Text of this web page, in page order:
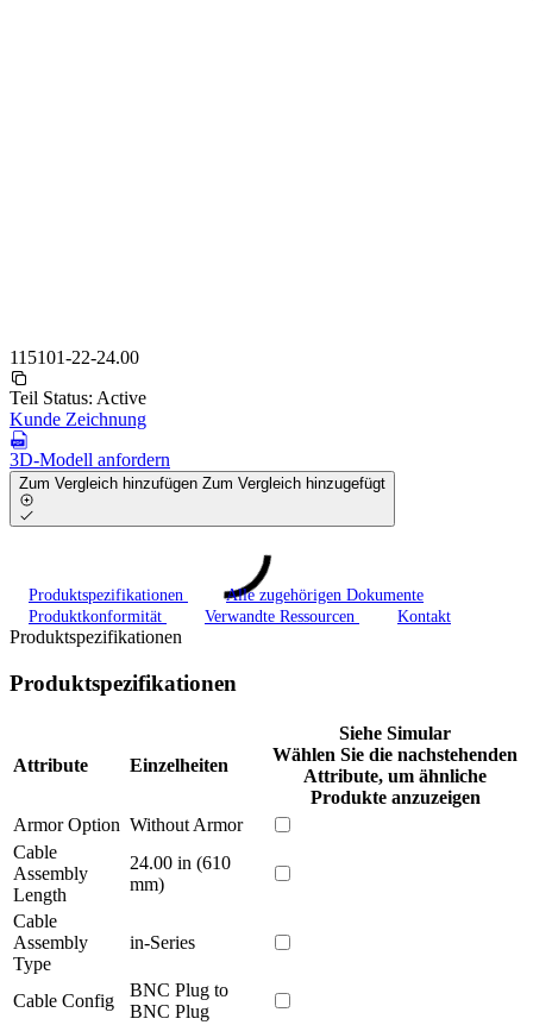
115101-22-24.00
Teil Status: Active
Kunde Zeichnung
3D-Modell anfordern
Zum Vergleich hinzufügen Zum Vergleich hinzugefügt
Produktspezifikationen
Alle zugehörigen Dokumente
Produktkonformität
Verwandte Ressourcen Kontakt
Produktspezifikationen
Produktspezifikationen
Attribute Einzelheiten
Siehe Simular
Wählen Sie die nachstehenden
Attribute, um ähnliche
Produkte anzuzeigen
Armor Option Without Armor
Cable
Assembly
Length
24.00 in (610
mm)
Cable
Assembly
Type
in-Series
Cable Config
BNC Plug to
BNC Plug